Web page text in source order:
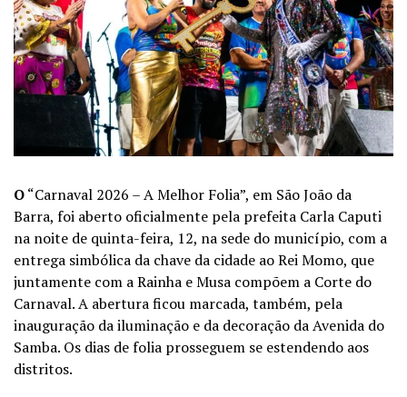
O“Carnaval 2026 – A Melhor Folia”, em São João da
Barra, foi aberto oficialmente pela prefeita Carla Caputi
na noite de quinta-feira, 12, na sede do município, com a
entrega simbólica da chave da cidade ao Rei Momo, que
juntamente com a Rainha e Musa compõem a Corte do
Carnaval. A abertura ficou marcada, também, pela
inauguração da iluminação e da decoração da Avenida do
Samba. Os dias de folia prosseguem se estendendo aos
distritos.